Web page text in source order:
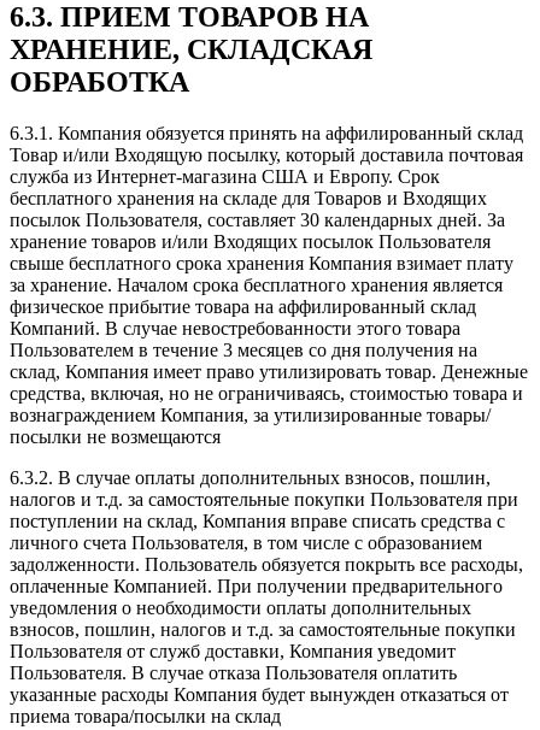
6.3. ПРИЕМ ТОВАРОВ НА
ХРАНЕНИЕ, СКЛАДСКАЯ
ОБРАБОТКА
6.3.1. Компания обязуется принять на аффилированный склад
Товар и/или Входящую посылку, который доставила почтовая
служба из Интернет-магазина США и Европу. Срок
бесплатного хранения на складе для Товаров и Входящих
посылок Пользователя, составляет 30 календарных дней. За
хранение товаров и/или Входящих посылок Пользователя
свыше бесплатного срока хранения Компания взимает плату
за хранение. Началом срока бесплатного хранения является
физическое прибытие товара на аффилированный склад
Компаний. В случае невостребованности этого товара
Пользователем в течение 3 месяцев со дня получения на
склад, Компания имеет право утилизировать товар. Денежные
средства, включая, но не ограничиваясь, стоимостью товара и
вознаграждением Компания, за утилизированные товары/
посылки не возмещаются
6.3.2. В случае оплаты дополнительных взносов, пошлин,
налогов и т.д. за самостоятельные покупки Пользователя при
поступлении на склад, Компания вправе списать средства с
личного счета Пользователя, в том числе с образованием
задолженности. Пользователь обязуется покрыть все расходы,
оплаченные Компанией. При получении предварительного
уведомления о необходимости оплаты дополнительных
взносов, пошлин, налогов и т.д. за самостоятельные покупки
Пользователя от служб доставки, Компания уведомит
Пользователя. В случае отказа Пользователя оплатить
указанные расходы Компания будет вынужден отказаться от
приема товара/посылки на склад